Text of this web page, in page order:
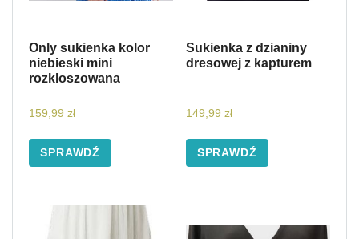
Only sukienka kolor
niebieski mini
rozkloszowana
159,99 zł
SPRAWDŹ
Sukienka z dzianiny
dresowej z kapturem
149,99 zł
SPRAWDŹ